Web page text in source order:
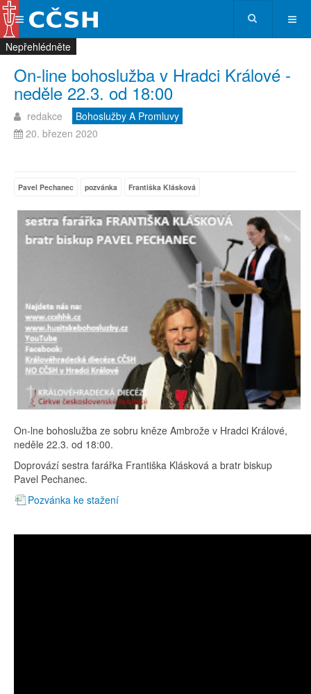
On-line bohoslužba v Hradci Králové -
neděle 22.3. od 18:00
redakce
Bohoslužby A Promluvy
20. březen 2020
Pavel Pechanec pozvánka Františka Klásková
On-lne bohoslužba ze sobru kněze Ambrože v Hradci Králové,
neděle 22.3. od 18:00.
Doprovází sestra farářka Františka Klásková a bratr biskup
Pavel Pechanec.
Pozvánka ke stažení
Nepřehlédněte
Nepřehlédněte
Nepřehlédněte
Nepřehlédněte